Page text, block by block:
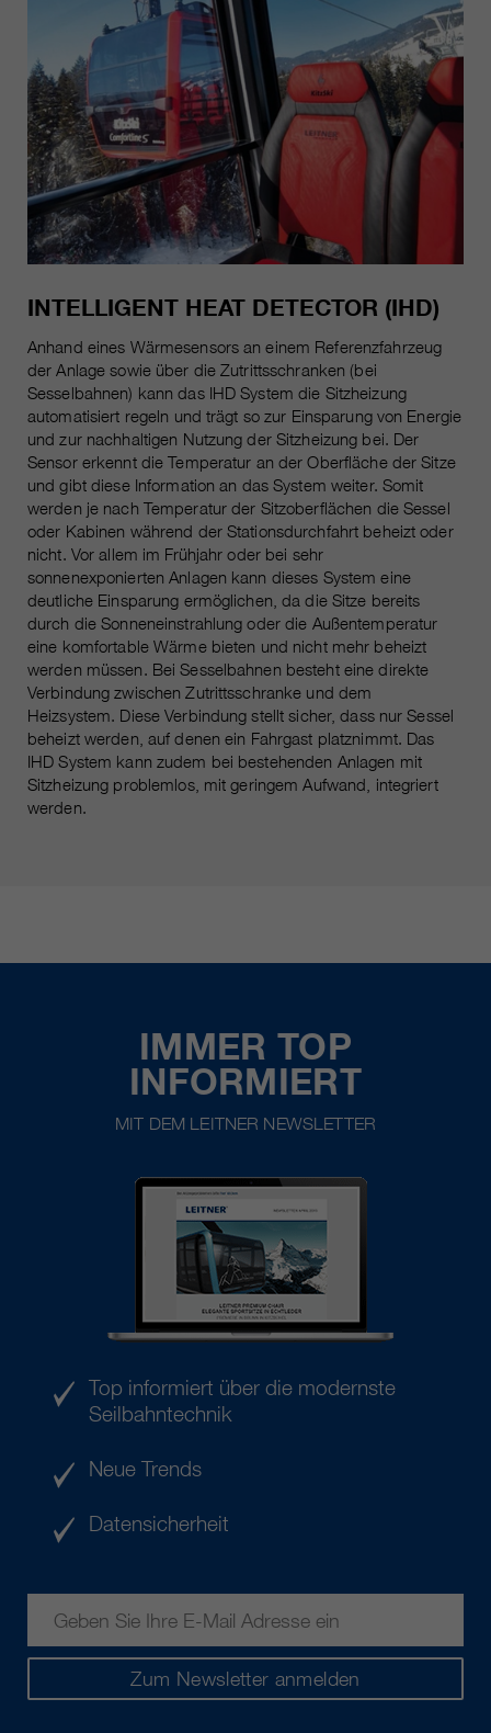
INTELLIGENT HEAT DETECTOR (IHD)
Anhand eines Wärmesensors an einem Referenzfahrzeug
der Anlage sowie über die Zutrittsschranken (bei
Sesselbahnen) kann das IHD System die Sitzheizung
automatisiert regeln und trägt so zur Einsparung von Energie
und zur nachhaltigen Nutzung der Sitzheizung bei. Der
Sensor erkennt die Temperatur an der Oberfläche der Sitze
und gibt diese Information an das System weiter. Somit
werden je nach Temperatur der Sitzoberflächen die Sessel
oder Kabinen während der Stationsdurchfahrt beheizt oder
nicht. Vor allem im Frühjahr oder bei sehr
sonnenexponierten Anlagen kann dieses System eine
deutliche Einsparung ermöglichen, da die Sitze bereits
durch die Sonneneinstrahlung oder die Außentemperatur
eine komfortable Wärme bieten und nicht mehr beheizt
werden müssen. Bei Sesselbahnen besteht eine direkte
Verbindung zwischen Zutrittsschranke und dem
Heizsystem. Diese Verbindung stellt sicher, dass nur Sessel
beheizt werden, auf denen ein Fahrgast platznimmt. Das
IHD System kann zudem bei bestehenden Anlagen mit
Sitzheizung problemlos, mit geringem Aufwand, integriert
werden.
IMMER TOP
INFORMIERT
MIT DEM LEITNER NEWSLETTER
Zum Newsletter anmelden
Top informiert über die modernste
Seilbahntechnik
Neue Trends
Datensicherheit